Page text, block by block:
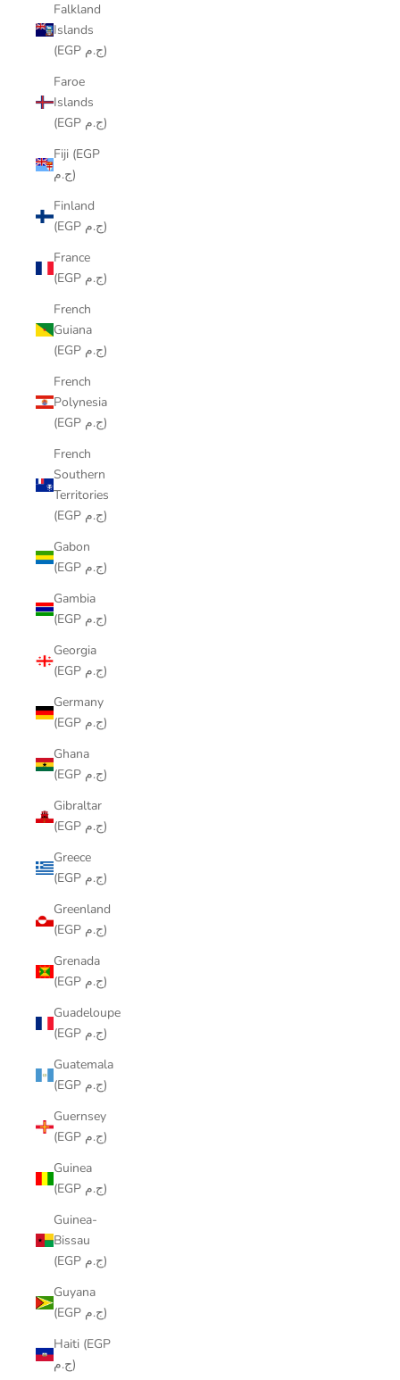
Falkland
Islands
(EGP ج.م)
Faroe
Islands
(EGP ج.م)
Fiji (EGP
ج.م)
Finland
(EGP ج.م)
France
(EGP ج.م)
French
Guiana
(EGP ج.م)
French
Polynesia
(EGP ج.م)
French
Southern
Territories
(EGP ج.م)
Gabon
(EGP ج.م)
Gambia
(EGP ج.م)
Georgia
(EGP ج.م)
Germany
(EGP ج.م)
Ghana
(EGP ج.م)
Gibraltar
(EGP ج.م)
Greece
(EGP ج.م)
Greenland
(EGP ج.م)
Grenada
(EGP ج.م)
Guadeloupe
(EGP ج.م)
Guatemala
(EGP ج.م)
Guernsey
(EGP ج.م)
Guinea
(EGP ج.م)
Guinea-
Bissau
(EGP ج.م)
Guyana
(EGP ج.م)
Haiti (EGP
ج.م)